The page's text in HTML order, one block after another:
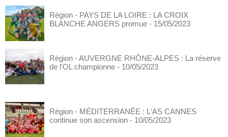
Région - PAYS DE LA LOIRE : LA CROIX
BLANCHE ANGERS promue - 15/05/2023
Région - AUVERGNE RHÔNE-ALPES : La réserve
de l'OL championne - 10/05/2023
Région - MÉDITERRANÉE : L'AS CANNES
continue son ascension - 10/05/2023